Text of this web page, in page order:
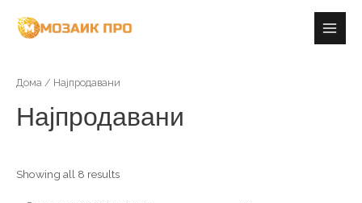
Main
Дома / Најпродавани
Најпродавани
Showing all 8 results